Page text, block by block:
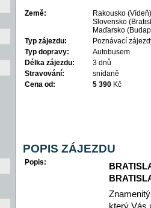
Země:
Rakousko
Slovensko
Maďarsko
Typ zájezdu:
Poznávací
Typ dopravy:
Autobusem
Délka zájezdu:
3 dnů
Stravování:
snídaně
Cena od:
5 390Kč
POPIS ZÁJEZDU
Popis:
který Vás